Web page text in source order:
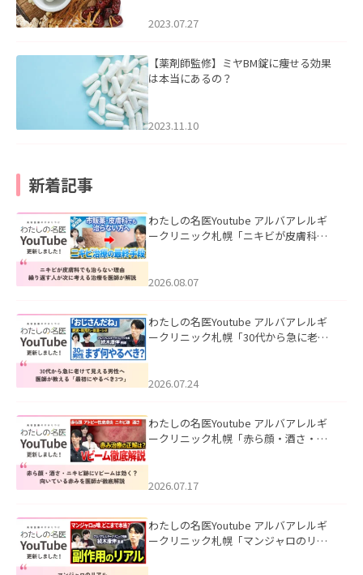
2023.07.27
【薬剤師監修】ミヤBM錠に痩せる効果
は本当にあるの？
2023.11.10
新着記事
わたしの名医Youtube アルバアレルギ
ークリニック札幌「ニキビが皮膚科で
ました。
2026.08.07
わたしの名医Youtube アルバアレルギ
ークリニック札幌「30代から急に老け
た。
2026.07.24
わたしの名医Youtube アルバアレルギ
ークリニック札幌「赤ら顔・酒さ・ニ
した。
2026.07.17
わたしの名医Youtube アルバアレルギ
ークリニック札幌「マンジャロのリア